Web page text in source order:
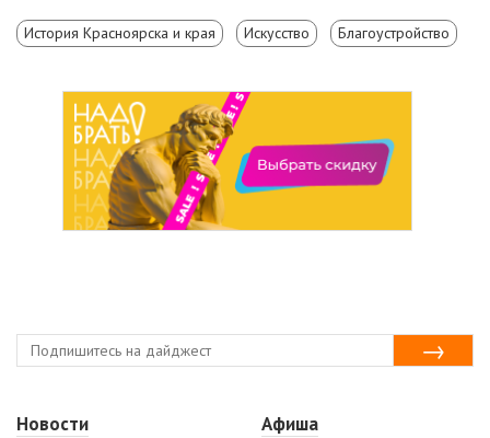
История Красноярска и края Искусство Благоустройство
Новости
Афиша